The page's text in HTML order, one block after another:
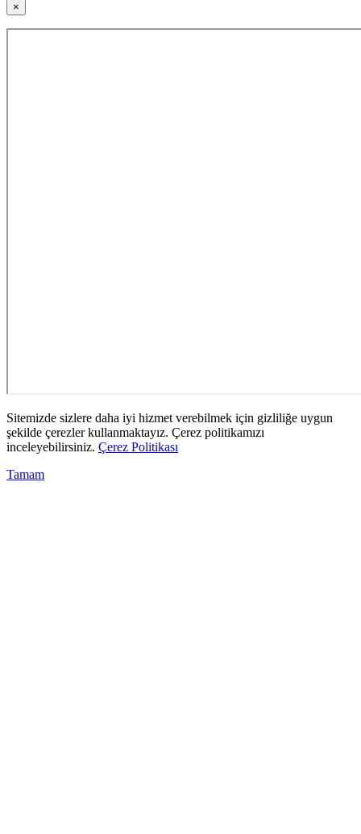
×
Sitemizde sizlere daha iyi hizmet verebilmek için gizliliğe uygun
şekilde çerezler kullanmaktayız. Çerez politikamızı
inceleyebilirsiniz. Çerez Politikası
Tamam